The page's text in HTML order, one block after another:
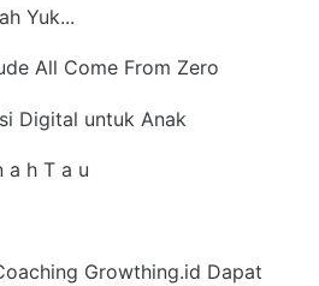
Yuk...
All Come From Zero
Digital untuk Anak
a h T a u
Growthing.id Dapat